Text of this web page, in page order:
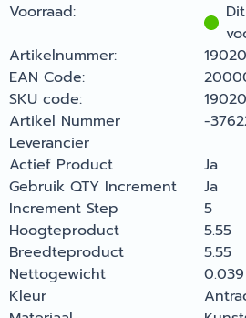
Voorraad:
Artikelnummer:
EAN Code:
SKU code:
Artikel Nummer
Leverancier
-
Actief Product
Ja
Gebruik QTY Increment
Ja
Increment Step
5
Hoogteproduct
5.55
Breedteproduct
5.55
Nettogewicht
0.039
Kleur